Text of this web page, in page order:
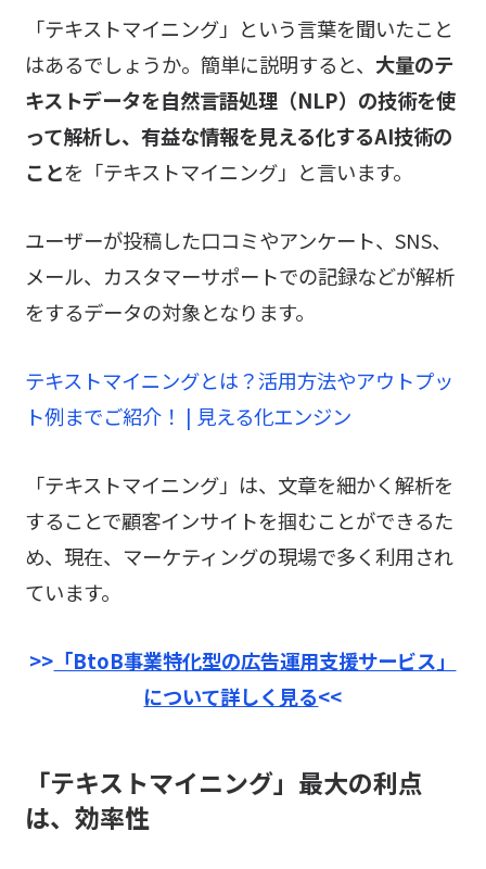
「テキストマイニング」という言葉を聞いたこと
はあるでしょうか。簡単に説明すると、 大量のテ
キストデータを自然言語処理（NLP）の技術を使
って解析し、有益な情報を見える化するAI技術の
ことを「テキストマイニング」と言います。
ユーザーが投稿した口コミやアンケート、SNS、
メール、カスタマーサポートでの記録などが解析
をするデータの対象となります。
テキストマイニングとは？活用方法やアウトプッ
ト例までご紹介！ | 見える化エンジン
「テキストマイニング」は、文章を細かく解析を
することで顧客インサイトを掴むことができるた
め、現在、マーケティングの現場で多く利用され
ています。
>> 「BtoB事業特化型の広告運用支援サービス」
について詳しく見る<<
「テキストマイニング」最大の利点
は、効率性